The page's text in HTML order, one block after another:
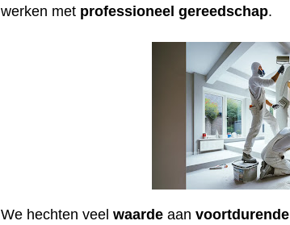
werken met professioneel gereedschap.
We hechten veelwaarde aanvoortdurende